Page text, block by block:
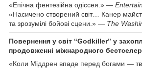
«Епічна фентезійна одіссея.» —
«Насичено створений світ… Канер
та зрозумілі бойові сцени.» — The
Повернення у світ “Godkiller” у
продовженні міжнародного
«Коли Міддрен впаде перед богами —